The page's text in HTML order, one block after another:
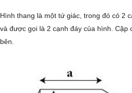
Hình thang là một tứ giác, trong đó có 2
và được gọi là 2 cạnh đáy của hình. Cặp
bên.